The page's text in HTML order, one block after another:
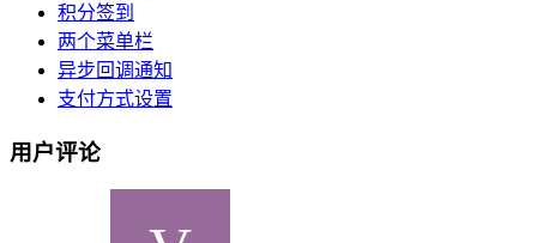
积分签到
两个菜单栏
异步回调通知
支付方式设置
用户评论